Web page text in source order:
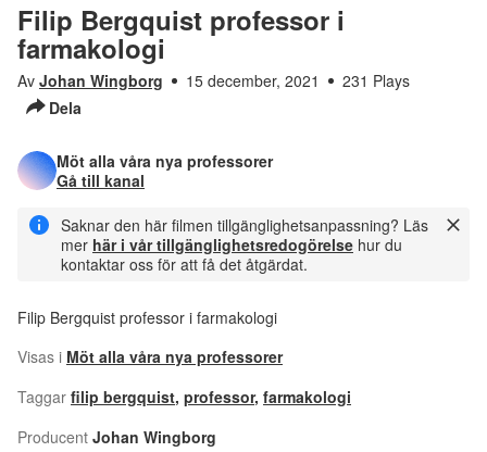
Filip Bergquist professor i
farmakologi
Av Johan Wingborg 15 december, 2021
231 Plays
Dela
Möt alla våra nya professorer
Gå till kanal
Saknar den här filmen tillgänglighetsanpassning? Läs
mer här i vår tillgänglighetsredogörelse hur du
kontaktar oss för att få det åtgärdat.
Filip Bergquist professor i farmakologi
Visas i Möt alla våra nya professorer
Taggar filip bergquist, professor, farmakologi
Producent Johan Wingborg